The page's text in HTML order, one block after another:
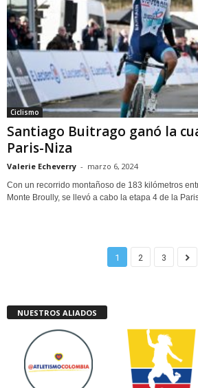
Ciclismo
Santiago Buitrago ganó la
Paris-Niza
Valerie Echeverry - marzo 6, 2024
Con un recorrido montañoso de 183 kilómetros
Monte Broully, se llevó a cabo la etapa 4 de la
1 2 3
NUESTROS ALIADOS